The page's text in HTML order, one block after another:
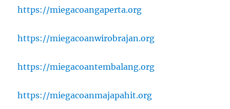
https://miegacoangaperta.org
https://miegacoanwirobrajan.org
https://miegacoantembalang.org
https://miegacoanmajapahit.org